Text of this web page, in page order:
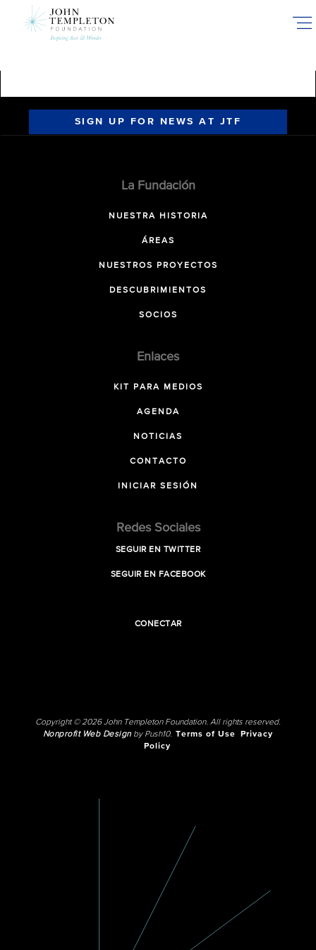
SIGN UP FOR NEWS AT JTF
La Fundación
NUESTRA HISTORIA
ÁREAS
NUESTROS PROYECTOS
DESCUBRIMIENTOS
SOCIOS
Enlaces
KIT PARA MEDIOS
AGENDA
NOTICIAS
CONTACTO
INICIAR SESIÓN
Redes Sociales
SEGUIR EN TWITTER
SEGUIR EN FACEBOOK
CONECTAR
Copyright © 2026 John Templeton Foundation. All rights reserved.
Nonprofit Web Designby Push10. Terms of Use
Privacy
Policy